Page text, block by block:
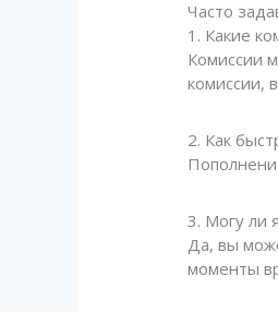
Часто
1. Какие
Комиссии
комиссии,
2. Как
3. Могу ли
Да, вы
моменты